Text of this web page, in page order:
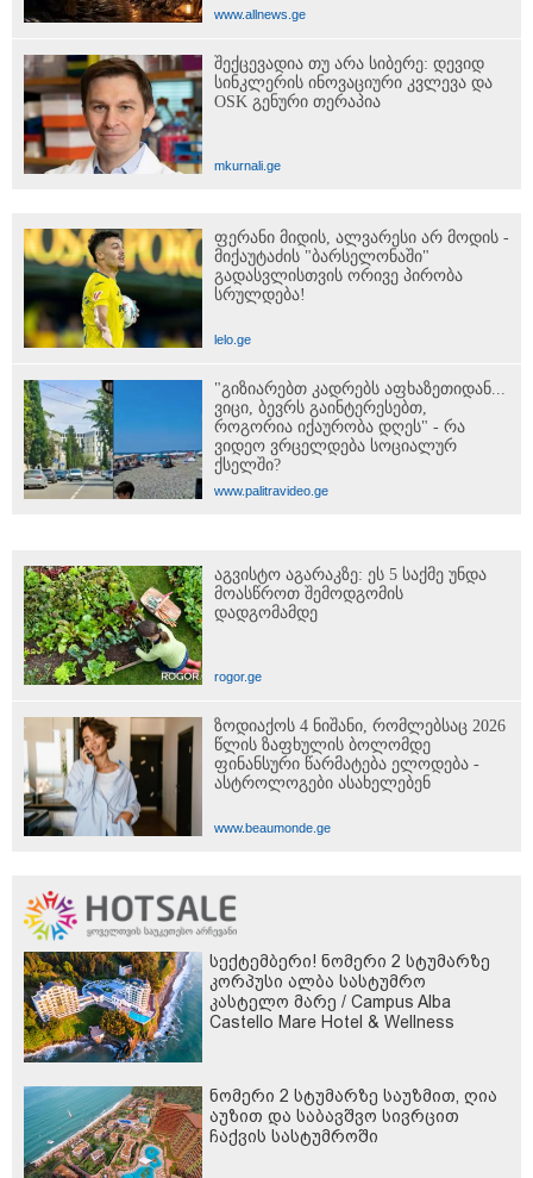
www.allnews.ge
შექცევადია თუ არა სიბერე: დევიდ
სინკლერის ინოვაციური კვლევა და
OSK გენური თერაპია
mkurnali.ge
ფერანი მიდის, ალვარესი არ მოდის -
მიქაუტაძის "ბარსელონაში"
გადასვლისთვის ორივე პირობა
სრულდება!
lelo.ge
"გიზიარებთ კადრებს აფხაზეთიდან...
ვიცი, ბევრს გაინტერესებთ,
როგორია იქაურობა დღეს" - რა
ვიდეო ვრცელდება სოციალურ
ქსელში?
www.palitravideo.ge
აგვისტო აგარაკზე: ეს 5 საქმე უნდა
მოასწროთ შემოდგომის
დადგომამდე
rogor.ge
ზოდიაქოს 4 ნიშანი, რომლებსაც 2026
წლის ზაფხულის ბოლომდე
ფინანსური წარმატება ელოდება -
ასტროლოგები ასახელებენ
www.beaumonde.ge
სექტემბერი! ნომერი 2 სტუმარზე
კორპუსი ალბა სასტუმრო
კასტელო მარე / Campus Alba
Castello Mare Hotel & Wellness
ნომერი 2 სტუმარზე საუზმით, ღია
აუზით და საბავშვო სივრცით
ჩაქვის სასტუმროში